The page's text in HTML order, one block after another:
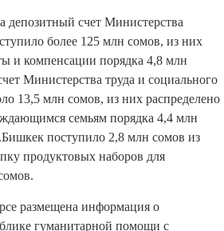
депозитный счет Министерства
более 125 млн сомов, из них
и компенсации порядка 4,8 млн
Министерства труда и социального
13,5 млн сомов, из них распределено
семьям порядка 4,4 млн
поступило 2,8 млн сомов из
продуктовых наборов для
размещена информация о
гуманитарной помощи с